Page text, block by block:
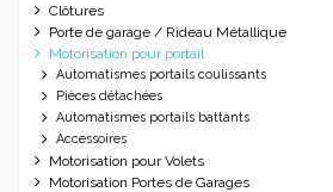
Clôtures
Porte de garage / Rideau Métallique
Motorisation pour portail
Automatismes portails coulissants
Pièces détachées
Automatismes portails battants
Accessoires
Motorisation pour Volets
Motorisation Portes de Garages